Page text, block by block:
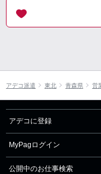
アデコ派遣 東北 青森県 営
アデコに登録
MyPagログイン
公開中のお仕事検索